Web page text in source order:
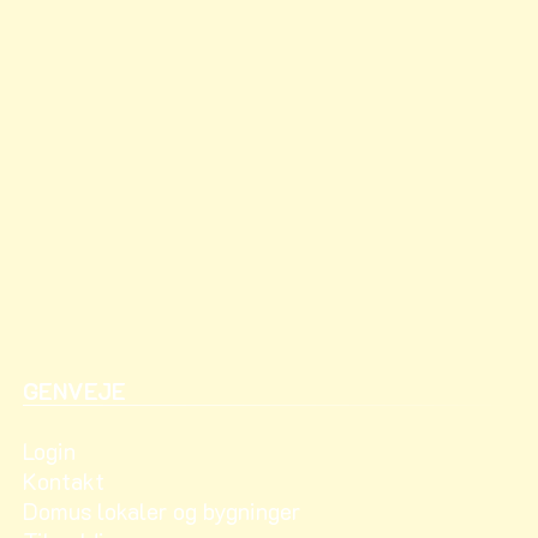
GENVEJE
Login
Kontakt
Domus lokaler og bygninger